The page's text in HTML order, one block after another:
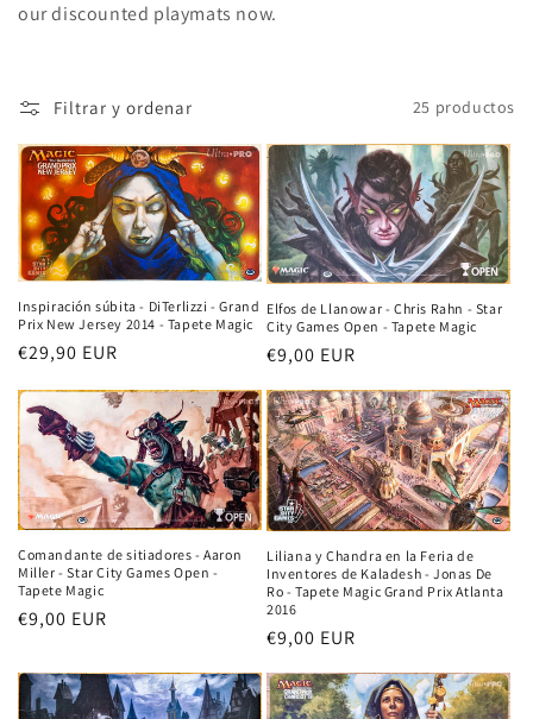
ó
:
our discounted playmats now.
Filtrar y ordenar 25 productos
Inspiración súbita - DiTerlizzi - Grand
Prix New Jersey 2014 - Tapete Magic
Precio
€29,90 EUR
Elfos de Llanowar - Chris Rahn - Star
City Games Open - Tapete Magic
Precio
€9,00 EUR
Comandante de sitiadores - Aaron
Miller - Star City Games Open -
Tapete Magic
Precio
€9,00 EUR
Liliana y Chandra en la Feria de
Inventores de Kaladesh - Jonas De
Ro - Tapete Magic Grand Prix Atlanta
2016
Precio
€9,00 EUR